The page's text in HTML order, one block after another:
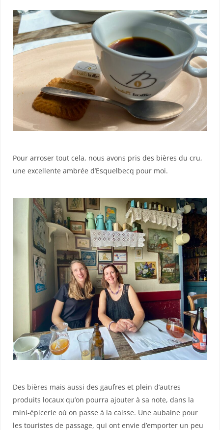
Pour arroser tout cela, nous avons pris des bières du cru,
une excellente ambrée d’Esquelbecq pour moi.
Des bières mais aussi des gaufres et plein d’autres
produits locaux qu’on pourra ajouter à sa note, dans la
mini-épicerie où on passe à la caisse. Une aubaine pour
les touristes de passage, qui ont envie d’emporter un peu